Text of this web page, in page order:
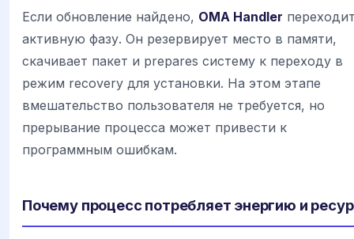
Если обновление найдено, OMA Handler
активную фазу. Он резервирует место в памяти,
скачивает пакет и prepares систему к переходу в
режим recovery для установки. На этом этапе
вмешательство пользователя не требуется, но
прерывание процесса может привести к
программным ошибкам.
Почему процесс потребляет энергию и